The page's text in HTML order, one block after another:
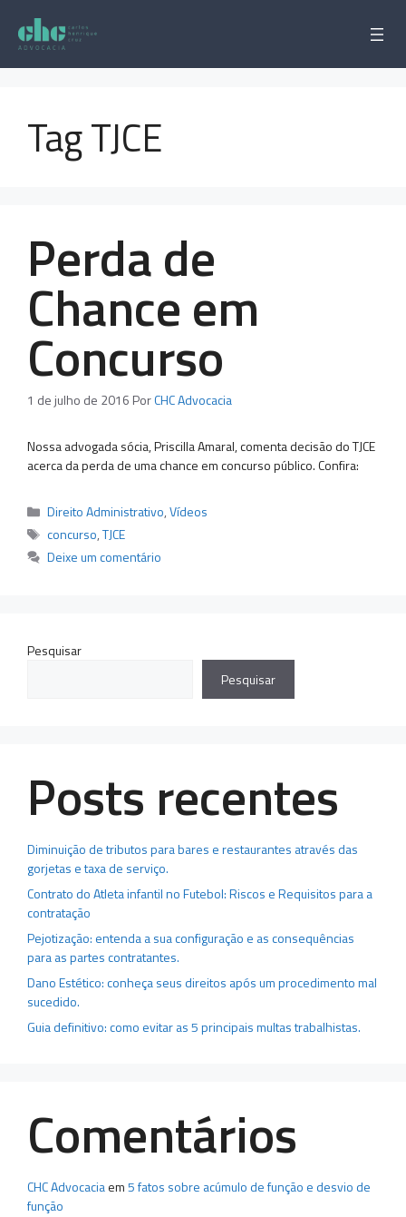
para
conteúdo
Tag TJCE
Perda de
Chance em
Concurso
1 de julho de 2016 PorCHC Advocacia
Nossa advogada sócia, Priscilla Amaral, comenta decisão do TJCE
acerca da perda de uma chance em concurso público. Confira:
Categorias
Direito Administrativo,Vídeos
Tags
concurso,TJCE
Deixe um comentário
Pesquisar
Pesquisar
Posts recentes
Diminuição de tributos para bares e restaurantes através das
gorjetas e taxa de serviço.
Contrato do Atleta infantil no Futebol: Riscos e Requisitos para a
contratação
Pejotização: entenda a sua configuração e as consequências
para as partes contratantes.
Dano Estético: conheça seus direitos após um procedimento mal
sucedido.
Guia definitivo: como evitar as 5 principais multas trabalhistas.
Comentários
CHC Advocaciaem5 fatos sobre acúmulo de função e desvio de
função